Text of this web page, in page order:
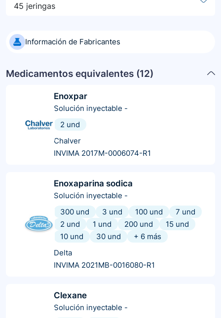
45 jeringas
Información de Fabricantes
Medicamentos equivalentes (12)
Enoxpar
Solución inyectable -
2 und
Chalver
INVIMA 2017M-0006074-R1
Enoxaparina sodica
Solución inyectable -
300 und
3 und 100 und
7 und
2 und
1 und 200 und
15 und
10 und
30 und + 6 más
Delta
INVIMA 2021MB-0016080-R1
Clexane
Solución inyectable -